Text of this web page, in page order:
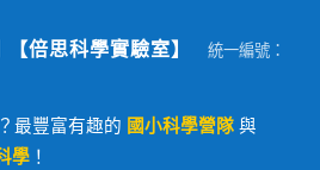
倍思科學實驗室】
統一編號：
最豐富有趣的 國小科學營隊 與
學 ！